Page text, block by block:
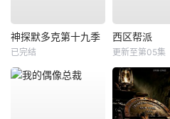
神探默多克第十九季
已完结
西区帮派
更新至第05集